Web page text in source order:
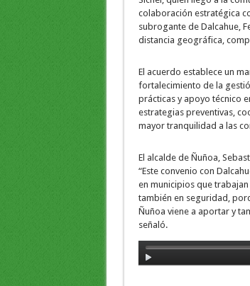
colaboración estratégica
subrogante de Dalcahue,
distancia geográfica,
El acuerdo establece un
fortalecimiento de la
prácticas y apoyo técnico
estrategias preventivas,
mayor tranquilidad a las
El alcalde de Ñuñoa,
“Este convenio con
en municipios que
también en seguridad,
Ñuñoa viene a aportar y
señaló.